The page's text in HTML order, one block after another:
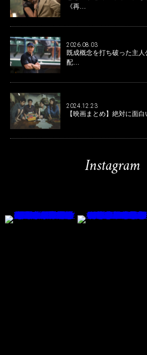
《再…
2026.08.03
既成概念を打ち破った主
配…
2024.12.23
【映画まとめ】絶対に面
Instagram